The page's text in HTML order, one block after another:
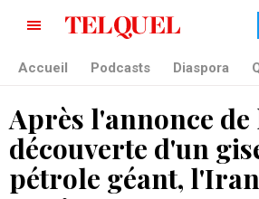
Accueil Podcasts Diaspora
Après l'annonce de
découverte d'un
pétrole géant,